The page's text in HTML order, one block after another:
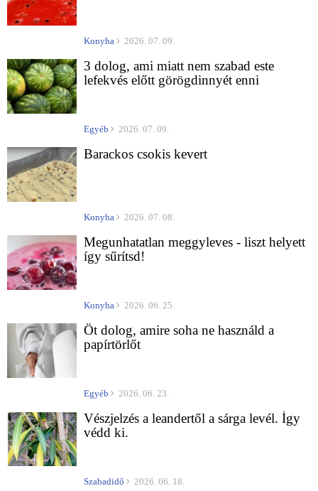
Konyha 2026. 07. 09.
3 dolog, ami miatt nem szabad este
lefekvés előtt görögdinnyét enni
Egyéb 2026. 07. 09.
Barackos csokis kevert
Konyha 2026. 07. 08.
Megunhatatlan meggyleves - liszt helyett
így sűrítsd!
Konyha 2026. 06. 25.
Öt dolog, amire soha ne használd a
papírtörlőt
Egyéb 2026. 06. 23.
Vészjelzés a leandertől a sárga levél. Így
védd ki.
Szabadidő 2026. 06. 18.